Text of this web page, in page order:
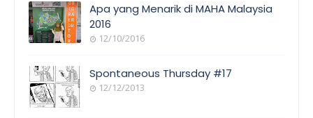
Apa yang Menarik di MAHA Malaysia
2016
12/10/2016
Spontaneous Thursday #17
12/12/2013